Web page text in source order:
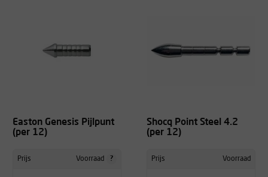
Easton Genesis Pijlpunt
(per 12)
Prijs Voorraad ?
Shocq Point Steel 4.2
(per 12)
Prijs Voorraad